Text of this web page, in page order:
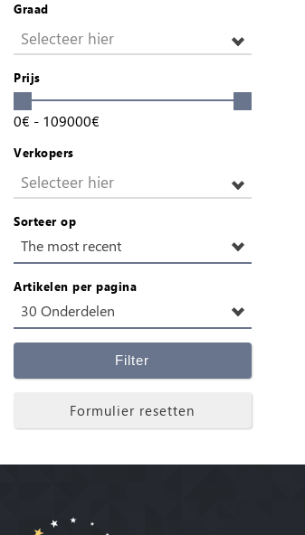
Graad
Selecteer hier
Prijs
0€ - 109000€
Verkopers
Selecteer hier
Sorteer op
The most recent
Artikelen per pagina
30 Onderdelen
Filter
Formulier resetten